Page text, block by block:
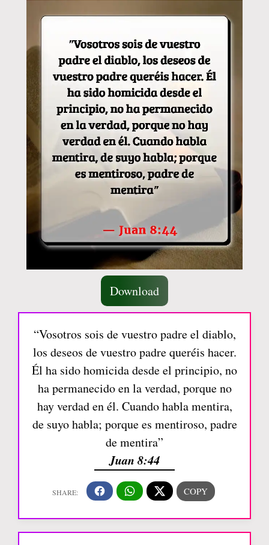
Download
“Vosotros sois de vuestro padre el diablo,
los deseos de vuestro padre queréis hacer.
Él ha sido homicida desde el principio, no
ha permanecido en la verdad, porque no
hay verdad en él. Cuando habla mentira,
de suyo habla; porque es mentiroso, padre
de mentira”
Juan 8:44